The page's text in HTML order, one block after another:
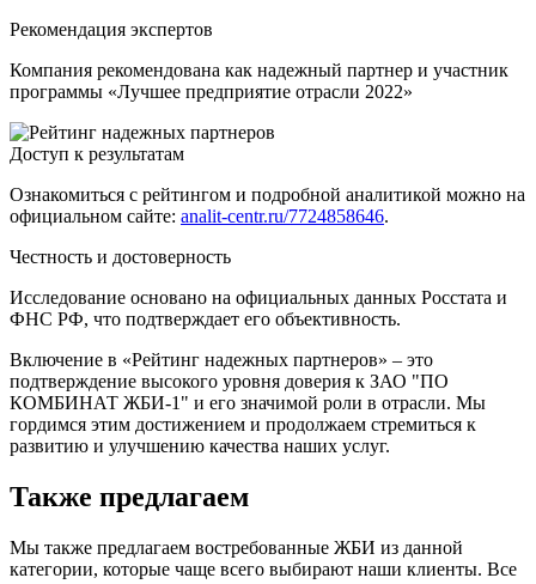
Рекомендация экспертов
Компания рекомендована как надежный партнер и участник
программы «Лучшее предприятие отрасли 2022»
Доступ к результатам
Ознакомиться с рейтингом и подробной аналитикой можно на
официальном сайте: analit-centr.ru/7724858646.
Честность и достоверность
Исследование основано на официальных данных Росстата и
ФНС РФ, что подтверждает его объективность.
Включение в «Рейтинг надежных партнеров» – это
подтверждение высокого уровня доверия к ЗАО "ПО
КОМБИНАТ ЖБИ-1" и его значимой роли в отрасли. Мы
гордимся этим достижением и продолжаем стремиться к
развитию и улучшению качества наших услуг.
Также предлагаем
Мы также предлагаем востребованные ЖБИ из данной
категории, которые чаще всего выбирают наши клиенты. Все